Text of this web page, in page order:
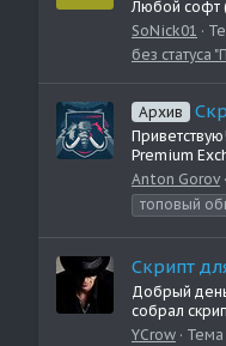
Любой софт
SoNick01
без статуса
Архив
Premium
Anton Gorov
топовый
Скрипт
Добрый
собрал
YCrow
Тема